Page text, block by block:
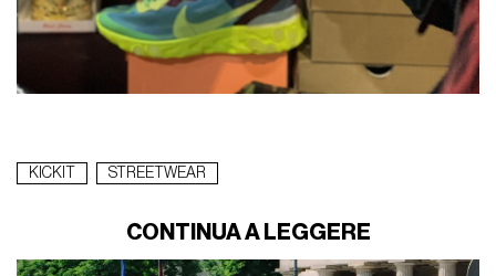
KICKIT STREETWEAR
CONTINUA A LEGGERE